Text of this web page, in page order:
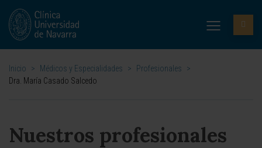
Inicio > Médicos y Especialidades > Profesionales
>
Dra. María Casado Salcedo
Nuestros profesionales